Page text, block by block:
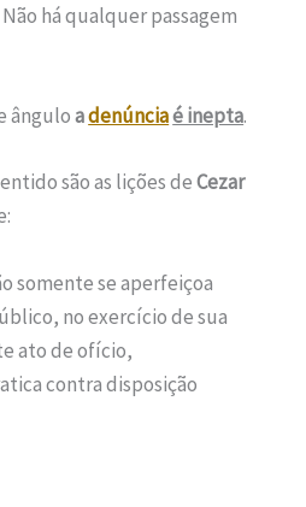
Não há qualquer passagem
adenúnciaé inepta.
as lições deCezar
somente se aperfeiçoa
no exercício de sua
ato de ofício,
contra disposição